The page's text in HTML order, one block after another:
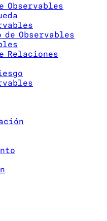
Observables
Observables
Relaciones